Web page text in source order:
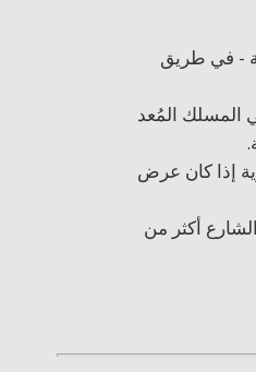
- في طريق
المسلك المُعد
إذا كان عرض
أكثر من